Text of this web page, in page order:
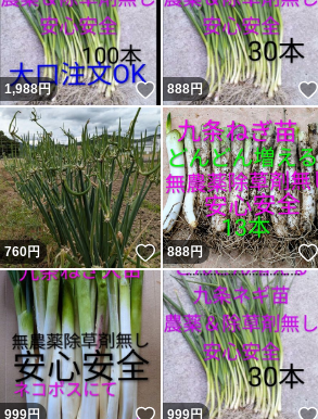
1,988円 いいね！
888円
760円 いいね！
888円
999円 999円